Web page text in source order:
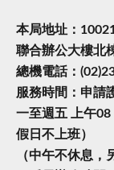
本局地址：
聯合辦公大樓北
總機電話：
服務時間：申請
一至週五 上午
假日不上班）
（中午不休息，